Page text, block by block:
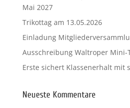
Mai 2027
Trikottag am 13.05.2026
Einladung
Ausschreibung Waltroper Mini-
Erste sichert Klassenerhalt mit
Neueste Kommentare